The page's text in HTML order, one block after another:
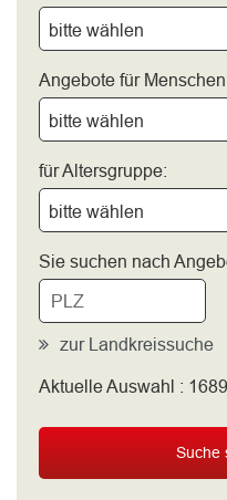
bitte wählen
Angebote für
bitte wählen
für Altersgruppe:
bitte wählen
Sie suchen nach
zur Landkreissuche
bitte wählen
Aktuelle Auswahl : 1689
Suche